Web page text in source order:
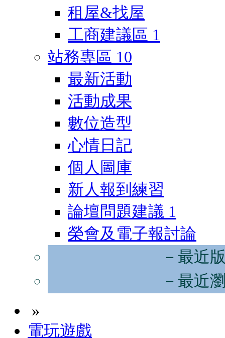
租屋&找屋
工商建議區 1
站務專區 10
最新活動
活動成果
數位造型
心情日記
個人圖庫
新人報到練習
論壇問題建議 1
榮會及電子報討論
－最近
－最近
»
電玩遊戲